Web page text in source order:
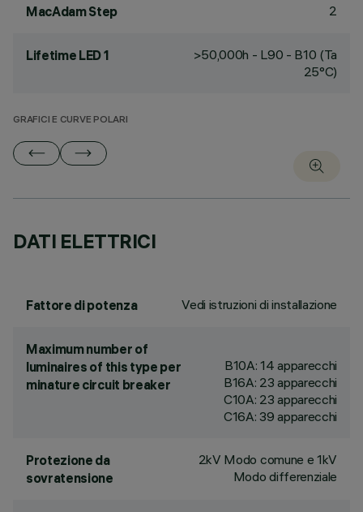
MacAdam Step 2
Lifetime LED 1
>50,000h - L90 - B10 (Ta
25°C)
GRAFICI E CURVE POLARI
DATI ELETTRICI
Fattore di potenza Vedi istruzioni di installazione
Maximum number of
luminaires of this type per
minature circuit breaker
B10A: 14 apparecchi
B16A: 23 apparecchi
C10A: 23 apparecchi
C16A: 39 apparecchi
Protezione da
sovratensione
2kV Modo comune e 1kV
Modo differenziale